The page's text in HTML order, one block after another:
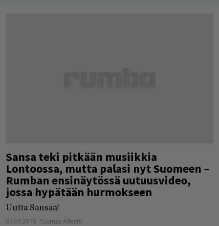
Sansa teki pitkään musiikkia
Lontoossa, mutta palasi nyt Suomeen –
Rumban ensinäytössä uutuusvideo,
jossa hypätään hurmokseen
Uutta Sansaa!
31.01.2018 Tuomas Aflecht